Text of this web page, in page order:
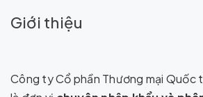
Giới thiệu
Công ty Cổ phần Thương mại Quốc